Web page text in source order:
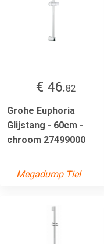
€ 46.82
Grohe Euphoria
Glijstang - 60cm -
chroom 27499000
Megadump Tiel